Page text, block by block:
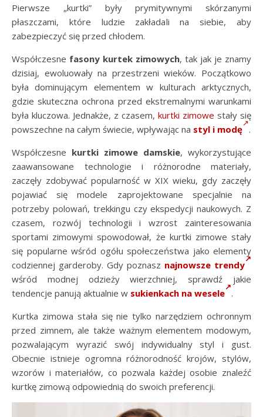
Pierwsze „kurtki” były prymitywnymi skórzanymi
płaszczami, które ludzie zakładali na siebie, aby
zabezpieczyć się przed chłodem.
Współczesne fasony kurtek zimowych, tak jak je znamy
dzisiaj, ewoluowały na przestrzeni wieków. Początkowo
była dominującym elementem w kulturach arktycznych,
gdzie skuteczna ochrona przed ekstremalnymi warunkami
była kluczowa. Jednakże, z czasem, kurtki zimowe stały się
powszechne na całym świecie, wpływając na styl i modę .
Współczesne kurtki zimowe damskie, wykorzystujące
zaawansowane technologie i różnorodne materiały,
zaczęły zdobywać popularność w XIX wieku, gdy zaczęły
pojawiać się modele zaprojektowane specjalnie na
potrzeby polowań, trekkingu czy ekspedycji naukowych. Z
czasem, rozwój technologii i wzrost zainteresowania
sportami zimowymi spowodował, że kurtki zimowe stały
się popularne wśród ogółu społeczeństwa jako elementy
codziennej garderoby. Gdy poznasz najnowsze trendy
wśród modnej odzieży wierzchniej, sprawdź jakie
tendencje panują aktualnie w sukienkach na wesele .
Kurtka zimowa stała się nie tylko narzędziem ochronnym
przed zimnem, ale także ważnym elementem modowym,
pozwalającym wyrazić swój indywidualny styl i gust.
Obecnie istnieje ogromna różnorodność krojów, stylów,
wzorów i materiałów, co pozwala każdej osobie znaleźć
kurtkę zimową odpowiednią do swoich preferencji.